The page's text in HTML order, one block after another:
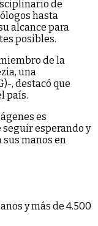
de
hasta
alcance para
posibles.
de la
una
, destacó que
país.
es
esperando y
manos en
y más de 4.500